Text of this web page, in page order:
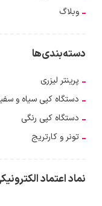
وبلاگ
دسته‌بندی‌ها
پرینتر لیزری
دستگاه کپی سیاه و
دستگاه کپی رنگی
تونر و کارتریج
نماد اعتماد